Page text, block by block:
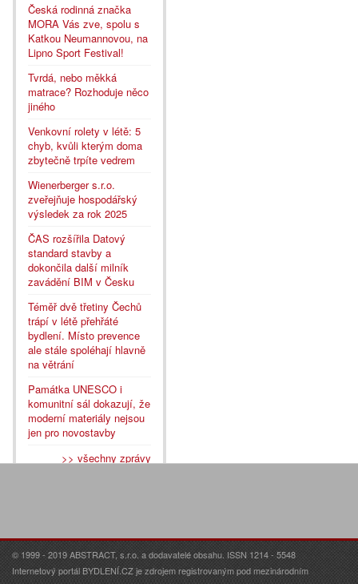
Česká rodinná značka
MORA Vás zve, spolu s
Katkou Neumannovou, na
Lipno Sport Festival!
Tvrdá, nebo měkká
matrace? Rozhoduje něco
jiného
Venkovní rolety v létě: 5
chyb, kvůli kterým doma
zbytečně trpíte vedrem
Wienerberger s.r.o.
zveřejňuje hospodářský
výsledek za rok 2025
ČAS rozšířila Datový
standard stavby a
dokončila další milník
zavádění BIM v Česku
Téměř dvě třetiny Čechů
trápí v létě přehřáté
bydlení. Místo prevence
ale stále spoléhají hlavně
na větrání
Památka UNESCO i
komunitní sál dokazují, že
moderní materiály nejsou
jen pro novostavby
>> všechny zprávy
© 1999 - 2019 ABSTRACT, s.r.o. a dodavatelé obsahu. ISSN 1214 - 5548
Internetový portál BYDLENÍ.CZ je zdrojem registrovaným pod mezinárodním